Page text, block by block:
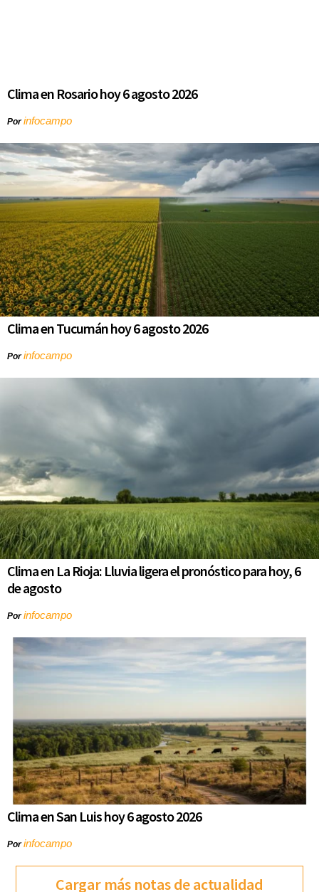
Clima en Rosario hoy 6 agosto 2026
Porinfocampo
Clima en Tucumán hoy 6 agosto 2026
Porinfocampo
Clima en La Rioja: Lluvia ligera el pronóstico para hoy, 6
de agosto
Porinfocampo
Clima en San Luis hoy 6 agosto 2026
Porinfocampo
Cargar más notas de actualidad